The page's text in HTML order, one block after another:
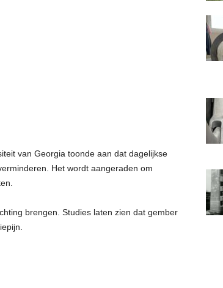
van Georgia toonde aan dat dagelijkse
Het wordt aangeraden om
brengen. Studies laten zien dat gember